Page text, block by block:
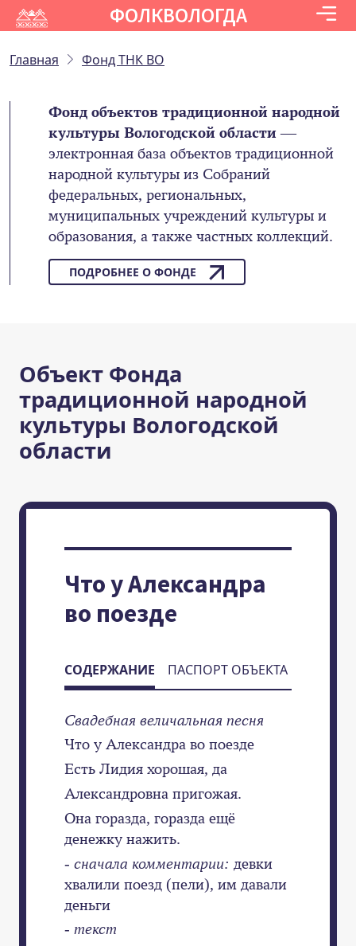
ФОЛКВОЛОГДА
Главная Фонд ТНК ВО
Фонд объектов традиционной народной
культуры Вологодской области—
электронная база объектов традиционной
народной культуры из Собраний
федеральных, региональных,
муниципальных учреждений культуры и
образования, а также частных коллекций.
ПОДРОБНЕЕ О ФОНДЕ
Объект Фонда
традиционной народной
культуры Вологодской
области
Что у Александра
во поезде
СОДЕРЖАНИЕ ПАСПОРТ ОБЪЕКТА
Свадебная величальная песня
Что у Александра во поезде
Есть Лидия хорошая, да
Александровна пригожая.
Она горазда, горазда ещё
денежку нажить.
- сначала комментарии: девки
хвалили поезд (пели), им давали
деньги
- текст